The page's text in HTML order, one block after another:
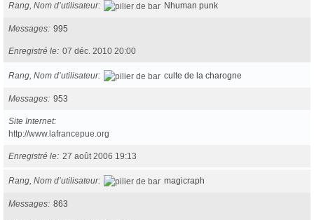
Rang, Nom d’utilisateur Nhuman punk
Messages 995
Enregistré le 07 déc. 2010 20:00
Rang, Nom d’utilisateur culte de la charogne
Messages 953
Site Internet
http://www.lafrancepue.org
Enregistré le 27 août 2006 19:13
Rang, Nom d’utilisateur magicraph
Messages 863